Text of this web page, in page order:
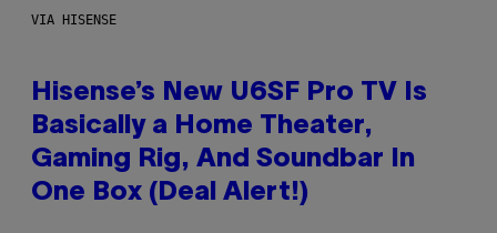
VIA HISENSE
Hisense’s New U6SF Pro TV Is
Basically a Home Theater,
Gaming Rig, And Soundbar In
One Box (Deal Alert!)